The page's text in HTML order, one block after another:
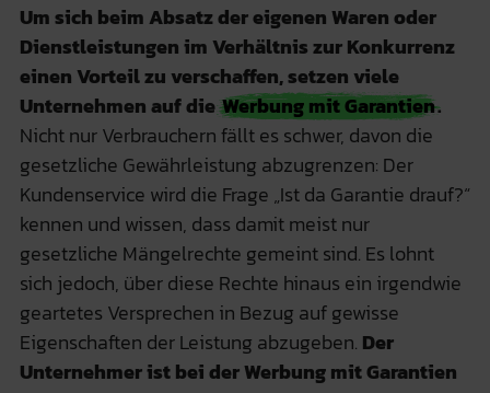
Um sich beim Absatz der eigenen Waren oder
Dienstleistungen im Verhältnis zur Konkurrenz
einen Vorteil zu verschaffen, setzen viele
Unternehmen auf dieWerbung mit Garantien.
Nicht nur Verbrauchern fällt es schwer, davon die
gesetzliche Gewährleistung abzugrenzen: Der
Kundenservice wird die Frage „Ist da Garantie drauf?“
kennen und wissen, dass damit meist nur
gesetzliche Mängelrechte gemeint sind. Es lohnt
sich jedoch, über diese Rechte hinaus ein irgendwie
geartetes Versprechen in Bezug auf gewisse
Eigenschaften der Leistung abzugeben. Der
Unternehmer ist bei der Werbung mit Garantien